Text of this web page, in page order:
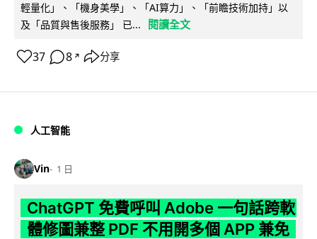
輕量化」、「機身美學」、「AI算力」、「前瞻技術加持」以
及「品質與售後服務」 已...
閱讀全文
37 8 ↗ 分享
人工智能
Vin 1 日
ChatGPT 免費呼叫 Adobe 一句話跨軟
體修圖兼整 PDF 不用開多個 APP 兼免